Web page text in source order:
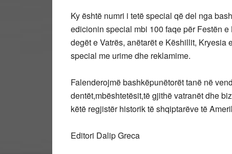
Ky është numri i tetë special që del nga
edicionin special mbi 100 faqe për Festën
degët e Vatrës, anëtarët e Këshillit, Kryesia
special me urime dhe reklamime.
Falenderojmë bashkëpunëtorët tanë në
dentët,mbështetësit,të gjithë vatranët dhe
këtë regjistër historik të shqiptarëve të
Editori Dalip Greca